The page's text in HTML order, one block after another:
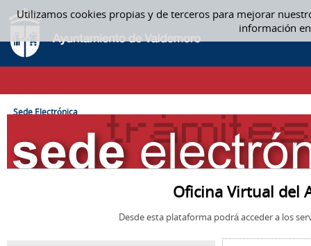
Utilizamos cookies propias y de terceros para mejorar
información
Saltar al contenido
SEDE ELECTRÓNICA
CAMINO DE MIGAS
Sede Electrónica
Oficina Virtual del
Desde esta plataforma podrá acceder a los